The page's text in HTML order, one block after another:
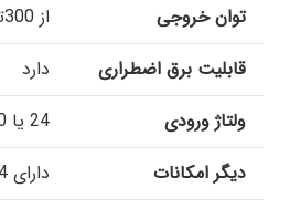
توان خروجی
از 300تا1000کیلو
قابلیت برق اضطراری
دارد
ولتاژ ورودی
24 یا 220 ولت
دیگر امکانات
دارای 4 میکروسویچ و 4 رله